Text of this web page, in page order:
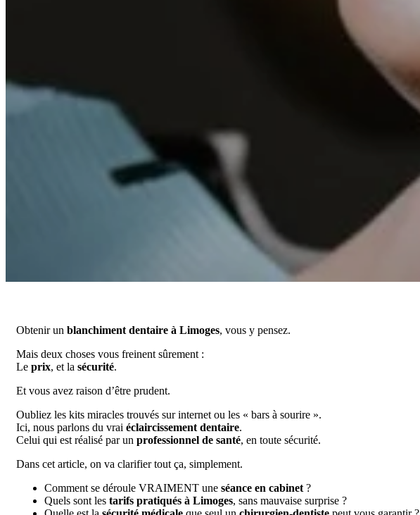
Obtenir un blanchiment dentaire à Limoges, vous y pensez.
Mais deux choses vous freinent sûrement :
Le prix, et la sécurité.
Et vous avez raison d’être prudent.
Oubliez les kits miracles trouvés sur internet ou les « bars à sourire ».
Ici, nous parlons du vrai éclaircissement dentaire.
Celui qui est réalisé par un professionnel de santé, en toute sécurité.
Dans cet article, on va clarifier tout ça, simplement.
Comment se déroule VRAIMENT une séance en cabinet ?
Quels sont les tarifs pratiqués à Limoges, sans mauvaise surprise ?